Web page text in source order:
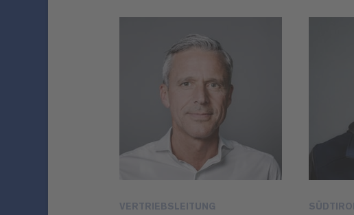
VERTRIEBSLEITUNG